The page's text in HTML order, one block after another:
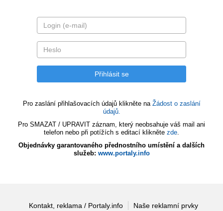
Pro zaslání přihlašovacích údajů klikněte na Žádost o zaslání
údajů.
Pro SMAZAT / UPRAVIT záznam, který neobsahuje váš mail ani
telefon nebo při potížích s editací klikněte zde.
Objednávky garantovaného přednostního umístění a dalších
služeb: www.portaly.info
Kontakt, reklama / Portaly.info
Naše reklamní prvky